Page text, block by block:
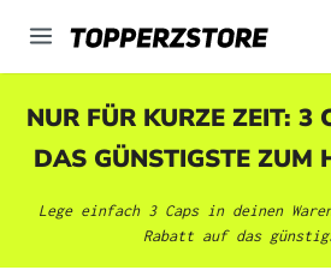
springen
NUR FÜR KURZE ZEIT: 3
DAS GÜNSTIGSTE ZUM
Lege einfach 3 Caps in deinen
Rabatt auf das